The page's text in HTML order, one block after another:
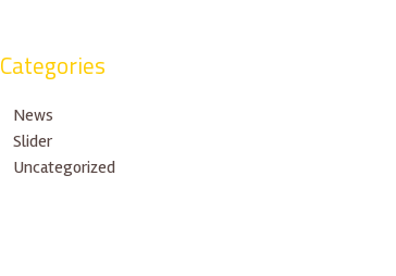
Categories
News
Slider
Uncategorized